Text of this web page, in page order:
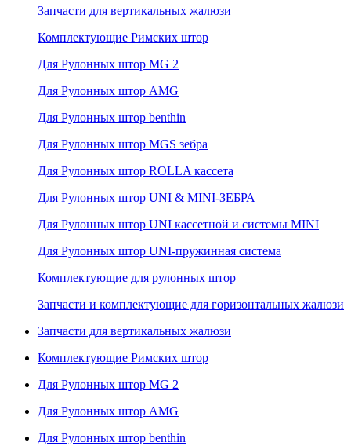
Запчасти для вертикальных жалюзи
Комплектующие Римских штор
Для Рулонных штор MG 2
Для Рулонных штор AMG
Для Рулонных штор benthin
Для Рулонных штор MGS зебра
Для Рулонных штор ROLLA кассета
Для Рулонных штор UNI & MINI-ЗЕБРА
Для Рулонных штор UNI кассетной и системы MINI
Для Рулонных штор UNI-пружинная система
Комплектующие для рулонных штор
Запчасти и комплектующие для горизонтальных жалюзи
Запчасти для вертикальных жалюзи
Комплектующие Римских штор
Для Рулонных штор MG 2
Для Рулонных штор AMG
Для Рулонных штор benthin